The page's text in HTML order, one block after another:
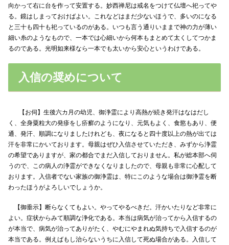
向かって右に台を作って安置する。妙西禅尼は戒名をつけて仏壇へ祀ってや
る。鏡はしまっておけばよい。これなどはまだ少ないほうで、多いのになる
と三十も四十も祀っているのがある。いつも言う通りいままで神の力が薄い
細い糸のようなもので、一本では心細いから何本もまとめて太くしてつかま
るのである。光明如来様なら一本でも太いから安心というわけである。
入信の奨めについて
【お伺】生後六カ月の幼児、御浄霊により高熱が続き発汗はなはだし
く、全身粟粒大の発疹をし疥癬のようになり、元気もよく、食慾もあり、便
通、発汗、順調になりましたけれども、夜になると四十度以上の熱が出ては
汗を非常にかいております。母親はぜひ入信させていただき、みずから浄霊
の希望でありますが、家の都合でまだ入信しておりません。私が総本部へ伺
うので、この病人の浄霊ができなくなりましたので、母親も非常に心配して
おります。入信者でない家族の御浄霊は、特にこのような場合は御浄霊を断
わったほうがよろしいでしょうか。
【御垂示】断らなくてもよい。やってやるべきだ。汗かいたりなど非常に
よい。症状からみて順調な浄化である。本当は病気が治ってから入信するの
が本当で、病気が治ってありがたく、やむにやまれぬ気持ちで入信するのが
本当である。例えばもし治らないうちに入信して死ぬ場合がある。入信して